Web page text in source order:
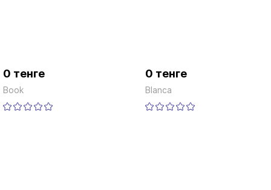
0 тенге
Book
0 тенге
Blanca